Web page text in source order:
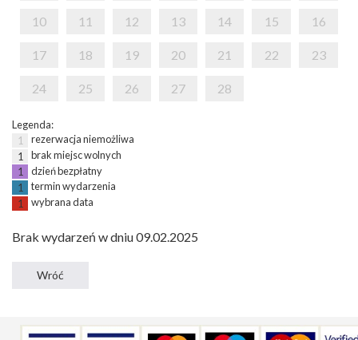
10 11 12 13 14 15 16
17 18 19 20 21 22 23
24 25 26 27 28
Legenda:
1
rezerwacja niemożliwa
1
brak miejsc wolnych
1
dzień bezpłatny
1
termin wydarzenia
1
wybrana data
Brak wydarzeń w dniu 09.02.2025